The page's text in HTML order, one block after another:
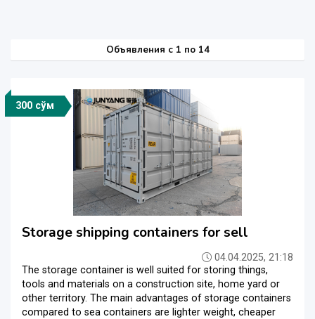
Объявления c 1 по 14
300 сўм
Storage shipping containers for sell
04.04.2025, 21:18
The storage container is well suited for storing things,
tools and materials on a construction site, home yard or
other territory. The main advantages of storage containers
compared to sea containers are lighter weight, cheaper